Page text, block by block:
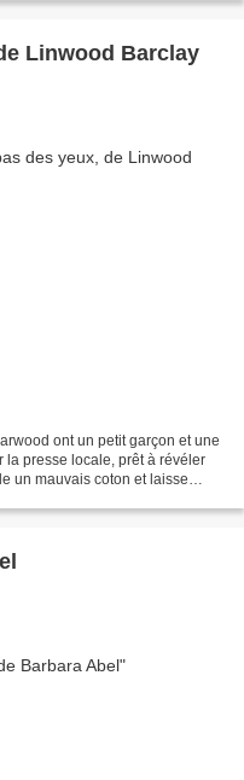
Linwood Barclay
ont un petit garçon et une
presse locale, prêt à révéler
un mauvais coton et laisse